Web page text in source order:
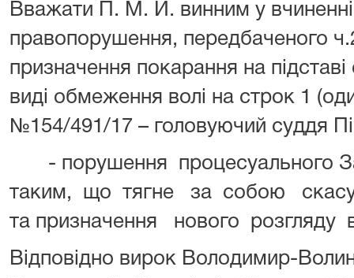
Вважати П. М. Й. винним у вчиненні
правопорушення, передбаченого
призначення покарання на
виді обмеження волі на строк 1
№154/491/17 – головуючий суддя
- порушення процесуального
таким, що тягне за собою
та призначення нового розгляду
Відповідно вирок Володимир-